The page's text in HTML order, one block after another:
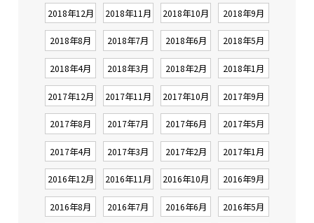
2018年12月 2018年11月 2018年10月 2018年9月
2018年8月 2018年7月 2018年6月 2018年5月
2018年4月 2018年3月 2018年2月 2018年1月
2017年12月 2017年11月 2017年10月 2017年9月
2017年8月 2017年7月 2017年6月 2017年5月
2017年4月 2017年3月 2017年2月 2017年1月
2016年12月 2016年11月 2016年10月 2016年9月
2016年8月 2016年7月 2016年6月 2016年5月